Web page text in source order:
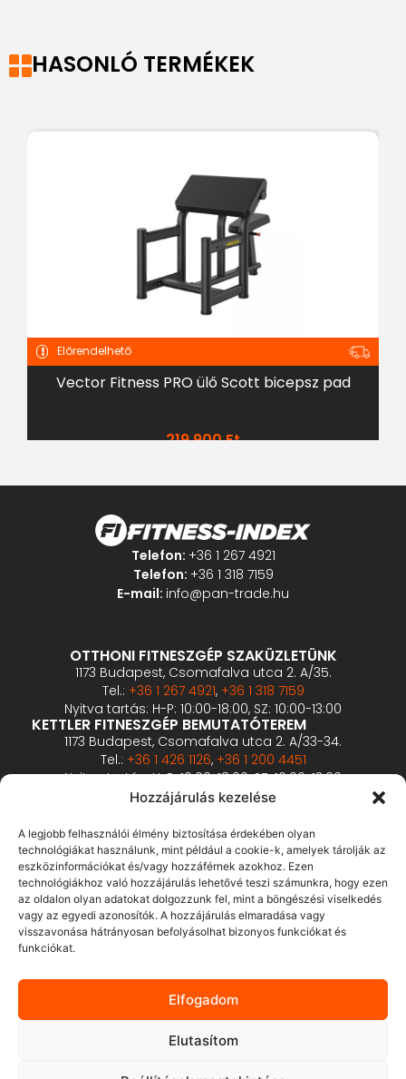
Hozzájárulás kezelése
A legjobb felhasználói élmény biztosítása érdekében olyan
technológiákat használunk, mint például a cookie-k, amelyek tárolják az
eszközinformációkat és/vagy hozzáférnek azokhoz. Ezen
technológiákhoz való hozzájárulás lehetővé teszi számunkra, hogy ezen
az oldalon olyan adatokat dolgozzunk fel, mint a böngészési viselkedés
vagy az egyedi azonosítók. A hozzájárulás elmaradása vagy
visszavonása hátrányosan befolyásolhat bizonyos funkciókat és
funkciókat.
Elfogadom
Elutasítom
HASONLÓ TERMÉKEK
Előrendelhető
Vector Fitness PRO ülő Scott bicepsz pad
219 900Ft
Telefon: +36 1 267 4921
Telefon: +36 1 318 7159
E-mail: info@pan-trade.hu
OTTHONI FITNESZGÉP SZAKÜZLETÜNK
1173 Budapest, Csomafalva utca 2. A/35.
Tel.: +36 1 267 4921, +36 1 318 7159
Nyitva tartás: H-P: 10:00-18:00, SZ: 10:00-13:00
KETTLER FITNESZGÉP BEMUTATÓTEREM
1173 Budapest, Csomafalva utca 2. A/33-34.
Tel.: +36 1 426 1126, +36 1 200 4451
Nyitva tartás: H-P: 10:00-18:00, SZ: 10:00-13:00
PROFESSZIONÁLIS FITNESZGÉP BEMUTATÓTEREM
2360 Gyál, Vállalkozó u. 12.
Tel.: +36 1 900 0657
Nyitva tartás: előzetes bejelentkezés alapján
ÁSZF
Adatvédelmi tájékoztató
Fizetés és szállítás
GY.I.K.